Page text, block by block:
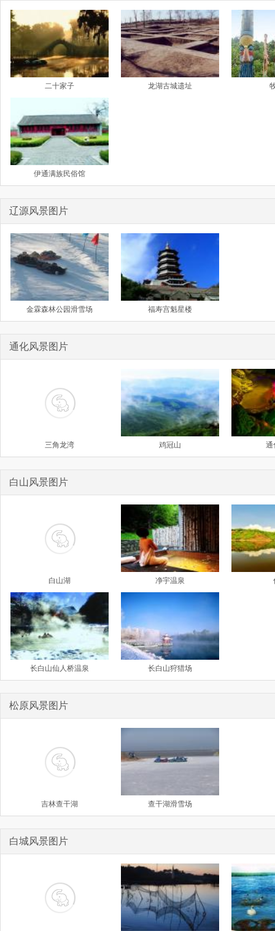
二十家子 龙湖古城遗址
伊通满族民俗馆
辽源风景图片
金霖森林公园滑雪场 福寿宫魁星楼
通化风景图片
三角龙湾 鸡冠山 通
白山风景图片
白山湖 净宇温泉
长白山仙人桥温泉 长白山狩猎场
松原风景图片
吉林查干湖 查干湖滑雪场
白城风景图片